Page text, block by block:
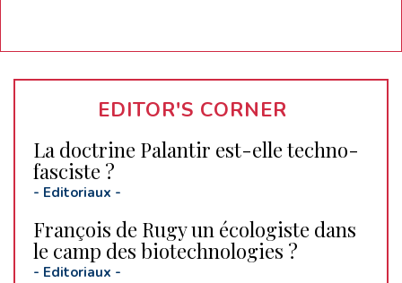
EDITOR'S CORNER
La doctrine Palantir est-elle techno-
fasciste ?
- Editoriaux -
François de Rugy un écologiste dans
le camp des biotechnologies ?
- Editoriaux -